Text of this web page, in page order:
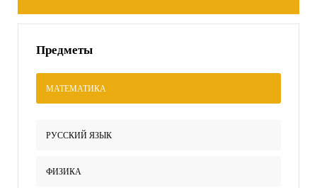
Предметы
МАТЕМАТИКА
РУССКИЙ ЯЗЫК
ФИЗИКА